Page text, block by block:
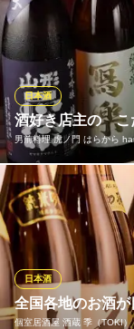
厳選した全国各地の
井）、醸し人九平
のをご用意。また季
焼酎などもござい
お尋ねください。飲
和酒処 厨（み
落ち着く個室で
地下鉄銀座線虎
東京都港区虎ノ門2-5-
酒好き店主の こ
男前料理 虎ノ門 はらから
日本酒
しばらくの間、焼酎
は熱い！ この間に
ベルアップを感じ
引する、新興銘柄
し、冬はしぼりたて
い。
全国各地のお酒が
個室居酒屋 酒蔵 季（TOKI
日本酒